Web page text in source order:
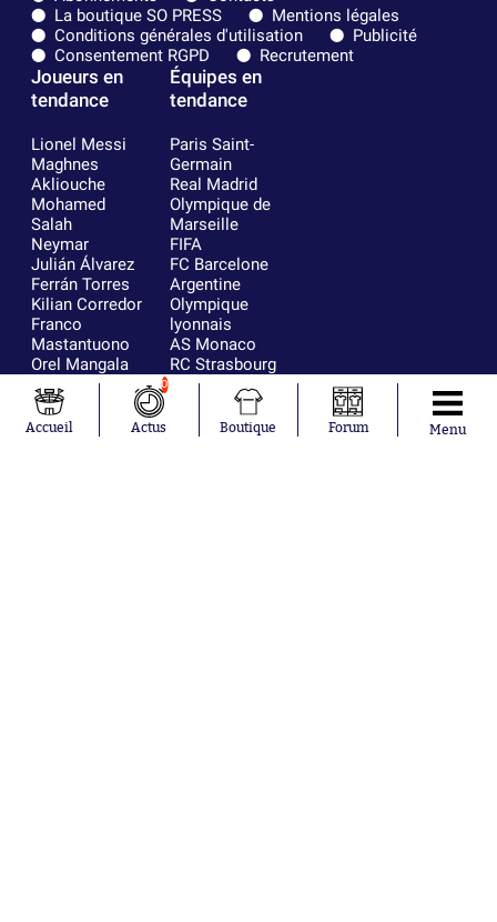
La boutique SO PRESS
Mentions légales
Conditions générales d'utilisation
Publicité
Consentement RGPD
Recrutement
Joueurs en
tendance
Lionel Messi
Maghnes
Akliouche
Mohamed
Salah
Neymar
Julián Álvarez
Ferrán Torres
Kilian Corredor
Franco
Mastantuono
Orel Mangala
Rio Mavuba
Équipes en
tendance
Paris Saint-
Germain
Real Madrid
Olympique de
Marseille
FIFA
FC Barcelone
Argentine
Olympique
lyonnais
AS Monaco
RC Strasbourg
Trabzonspor
Accueil
0
Actus Boutique Forum Menu